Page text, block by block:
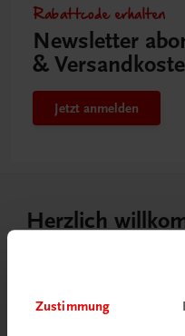
Zustimmung
Rabattcode erhalten
Newsletter
&
Jetzt anmelden
Herzlich